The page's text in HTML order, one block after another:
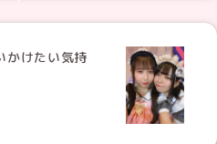
かけたい気持